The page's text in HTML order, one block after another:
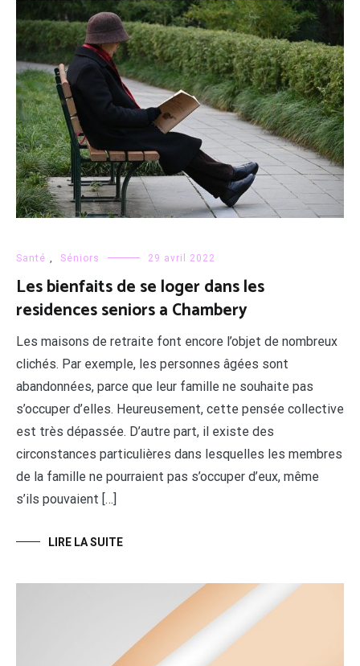
Santé Séniors 29 avril 2022
Les bienfaits de se loger dans les
residences seniors a Chambery
Les maisons de retraite font encore l’objet de nombreux
clichés. Par exemple, les personnes âgées sont
abandonnées, parce que leur famille ne souhaite pas
s’occuper d’elles. Heureusement, cette pensée collective
est très dépassée. D’autre part, il existe des
circonstances particulières dans lesquelles les membres
de la famille ne pourraient pas s’occuper d’eux, même
s’ils pouvaient […]
LIRE LA SUITE